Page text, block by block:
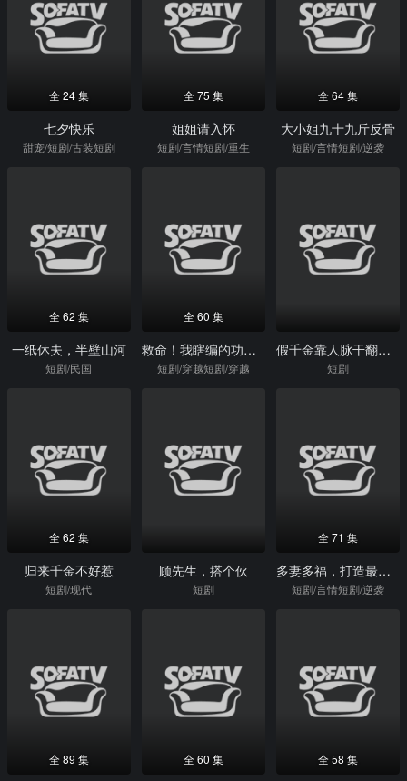
全 24 集
七夕快乐
甜宠/短剧/古装短剧
全 75 集
姐姐请入怀
短剧/言情短剧/重生
全 64 集
大小姐九十九斤反骨
短剧/言情短剧/逆袭
全 62 集
一纸休夫，半壁山河
短剧/民国
全 60 集
救命！我瞎编的功法徒弟成仙了
短剧/穿越短剧/穿越
假千金靠人脉干翻全场
短剧
全 62 集
归来千金不好惹
短剧/现代
顾先生，搭个伙
短剧
全 71 集
多妻多福，打造最强王朝
短剧/言情短剧/逆袭
全 89 集 全 60 集 全 58 集